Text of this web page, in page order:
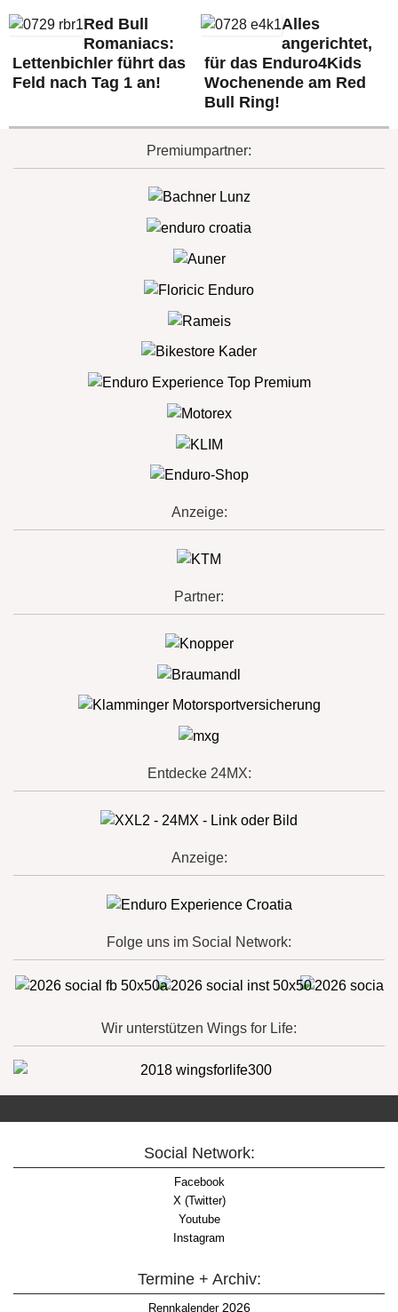
Red Bull
Romaniacs:
Lettenbichler führt das
Feld nach Tag 1 an!
Alles
angerichtet,
für das Enduro4Kids
Wochenende am Red
Bull Ring!
Premiumpartner:
Anzeige:
Partner:
Entdecke 24MX:
Anzeige:
Folge uns im Social Network:
Wir unterstützen Wings for Life:
Social Network:
Facebook
X (Twitter)
Youtube
Instagram
Termine + Archiv:
Rennkalender2026